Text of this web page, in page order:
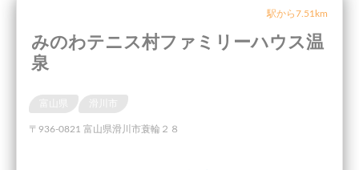
駅から7.51km
みのわテニス村ファミリーハウス温
泉
滑川市
〒936-0821 富山県滑川市蓑輪２８